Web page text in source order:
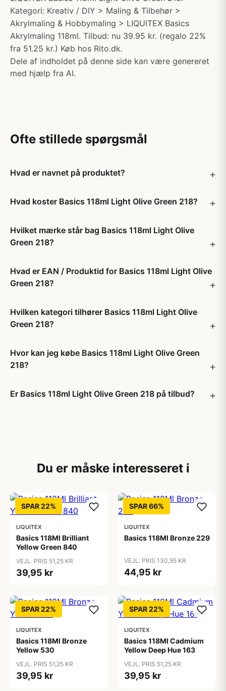
Kategori: Kreativ / DIY > Maling & Tilbehør >
Akrylmaling & Hobbymaling > LIQUITEX Basics
Akrylmaling 118ml. Tilbud: nu 39.95 kr. (regalo 22%
fra 51.25 kr.) Køb hos Rito.dk.
Dele af indholdet på denne side kan være genereret
med hjælp fra AI.
Ofte stillede spørgsmål
Hvad er navnet på produktet?
Hvad koster Basics 118ml Light Olive Green 218?
Hvilket mærke står bag Basics 118ml Light Olive
Green 218?
Hvad er EAN / Produktid for Basics 118ml Light Olive
Green 218?
Hvilken kategori tilhører Basics 118ml Light Olive
Green 218?
Hvor kan jeg købe Basics 118ml Light Olive Green
218?
Er Basics 118ml Light Olive Green 218 på tilbud?
Du er måske interesseret i
SPAR 22%
LIQUITEX
Basics 118Ml Brilliant
Yellow Green 840
VEJL. PRIS 51,25 KR
39,95 kr
SPAR 66%
LIQUITEX
Basics 118Ml Bronze 229
VEJL. PRIS 130,95 KR
44,95 kr
SPAR 22%
LIQUITEX
Basics 118Ml Bronze
Yellow 530
VEJL. PRIS 51,25 KR
39,95 kr
SPAR 22%
LIQUITEX
Basics 118Ml Cadmium
Yellow Deep Hue 163
VEJL. PRIS 51,25 KR
39,95 kr